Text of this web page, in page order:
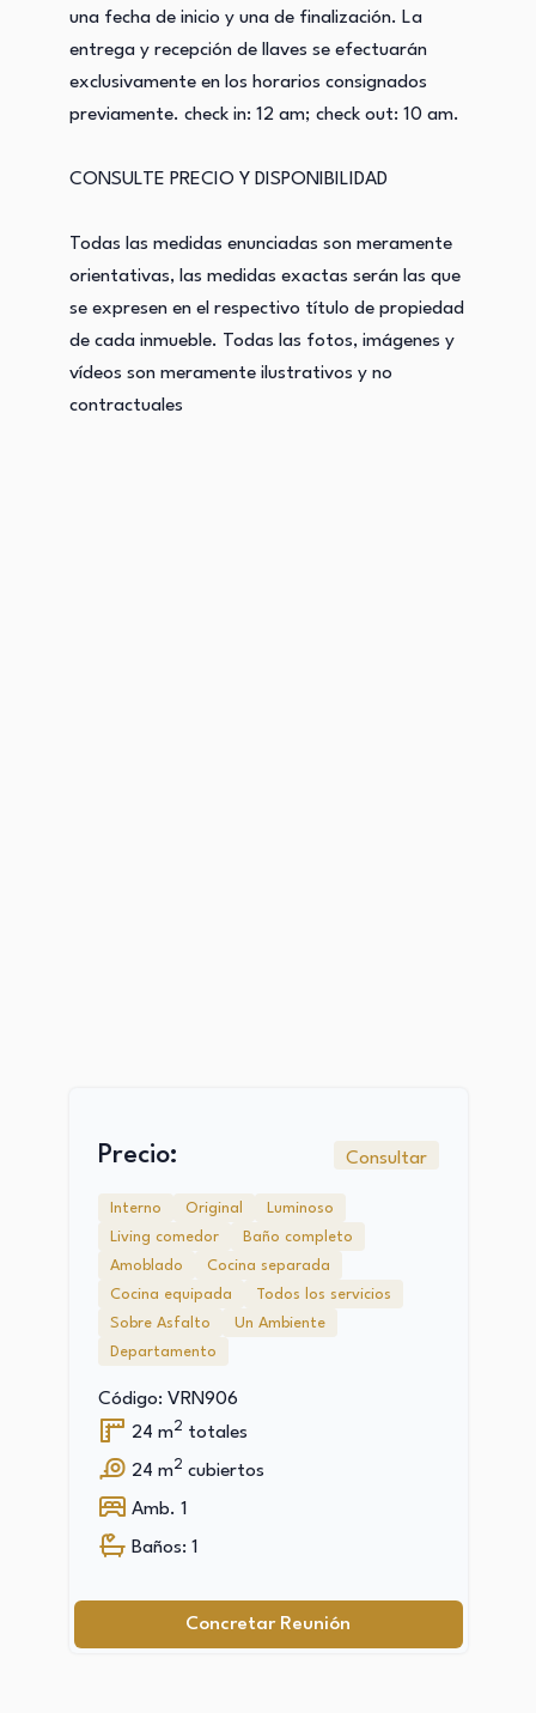
una fecha de inicio y una de finalización. La
entrega y recepción de llaves se efectuarán
exclusivamente en los horarios consignados
previamente. check in: 12 am; check out: 10 am.
CONSULTE PRECIO Y DISPONIBILIDAD
Todas las medidas enunciadas son meramente
orientativas, las medidas exactas serán las que
se expresen en el respectivo título de propiedad
de cada inmueble. Todas las fotos, imágenes y
vídeos son meramente ilustrativos y no
contractuales
Precio: Consultar
Interno Original
Luminoso
Living comedor
Baño completo
Amoblado
Cocina separada
Cocina equipada
Todos los servicios
Sobre Asfalto
Un Ambiente
Departamento
Código: VRN906
24 m2 totales
24 m2 cubiertos
Amb. 1
Baños: 1
Concretar Reunión